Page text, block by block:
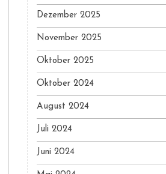
Dezember 2025
November 2025
Oktober 2025
Oktober 2024
August 2024
Juli 2024
Juni 2024